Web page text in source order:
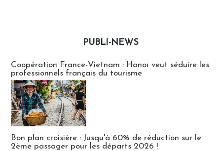
PUBLI-NEWS
Coopération France-Vietnam : Hanoï veut séduire les
professionnels français du tourisme
Bon plan croisière : Jusqu'à 60% de réduction sur le
2ème passager pour les départs 2026 !